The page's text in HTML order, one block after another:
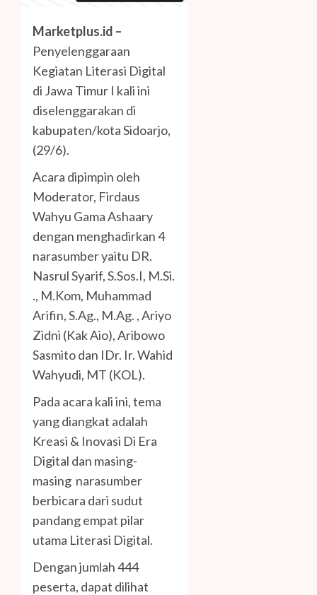
Marketplus.id –
Penyelenggaraan
Kegiatan Literasi Digital
di Jawa Timur I kali ini
diselenggarakan di
kabupaten/kota Sidoarjo,
(29/6).
Acara dipimpin oleh
Moderator, Firdaus
Wahyu Gama Ashaary
dengan menghadirkan 4
narasumber yaitu DR.
Nasrul Syarif, S.Sos.I, M.Si.
., M.Kom, Muhammad
Arifin, S.Ag., M.Ag. , Ariyo
Zidni (Kak Aio), Aribowo
Sasmito dan IDr. Ir. Wahid
Wahyudi, MT (KOL).
Pada acara kali ini, tema
yang diangkat adalah
Kreasi & Inovasi Di Era
Digital dan masing-
masing narasumber
berbicara dari sudut
pandang empat pilar
utama Literasi Digital.
Dengan jumlah 444
peserta, dapat dilihat